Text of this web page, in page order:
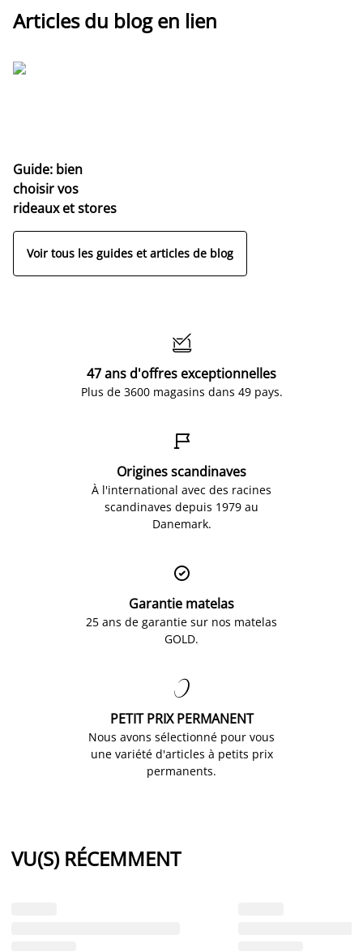
Articles du blog en lien
Guide: bien
choisir vos
rideaux et stores
Voir tous les guides et articles de blog

47 ans d'offres exceptionnelles
Plus de 3600 magasins dans 49 pays.

Origines scandinaves
À l'international avec des racines
scandinaves depuis 1979 au
Danemark.

Garantie matelas
25 ans de garantie sur nos matelas
GOLD.

PETIT PRIX PERMANENT
Nous avons sélectionné pour vous
une variété d'articles à petits prix
permanents.
VU(S) RÉCEMMENT